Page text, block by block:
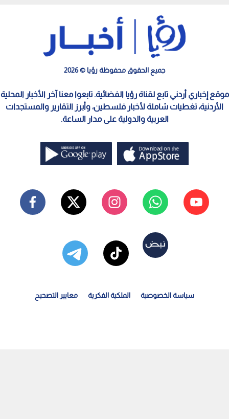
جميع الحقوق محفوظة رؤيا © 2026
موقع إخباري أردني تابع لقناة رؤيا الفضائية. تابعوا معنا آخر الأخبار المحلية
الأردنية، تغطيات شاملة لأخبار فلسطين، وأبرز التقارير والمستجدات
العربية والدولية على مدار الساعة.
سياسة الخصوصية الملكية الفكرية معايير التصحيح